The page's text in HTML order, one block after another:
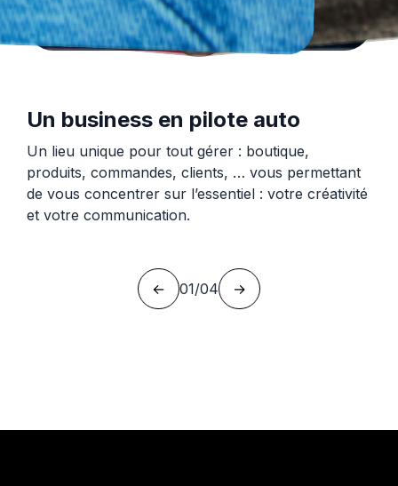
Un business en pilote auto
Un lieu unique pour tout gérer : boutique,
produits, commandes, clients, … vous permettant
de vous concentrer sur l’essentiel : votre créativité
et votre communication.
← 01/04 →